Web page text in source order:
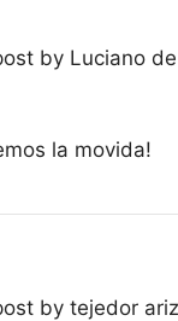
by Luciano
la movida!
by tejedor